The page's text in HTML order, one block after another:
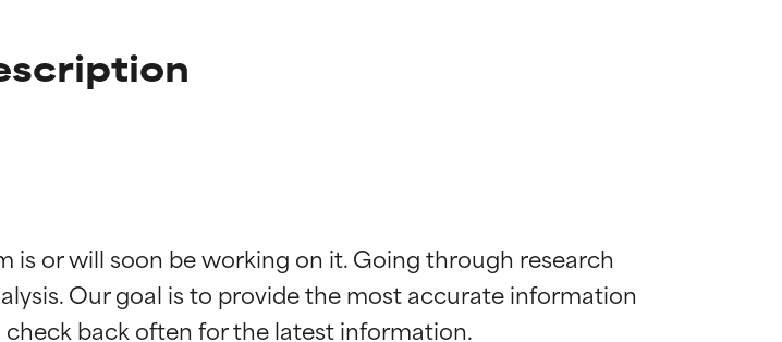
is or will soon be working on it. Going through research
Our goal is to provide the most accurate information
para la piel. Su eficacia está demostrada y
para la piel. Su eficacia está demostrada y